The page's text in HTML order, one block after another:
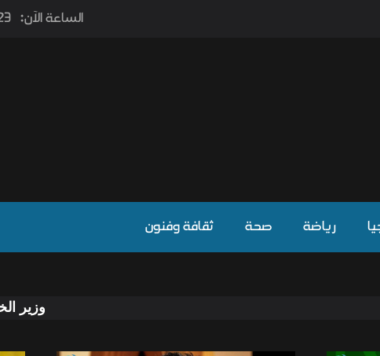
الساعة الآن:
رياضة صحة ثقافة وفنون
وزير الخارجية